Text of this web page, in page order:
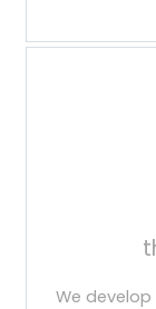
We